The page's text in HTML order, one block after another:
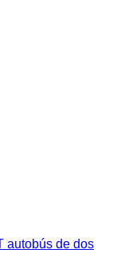
autobús de dos